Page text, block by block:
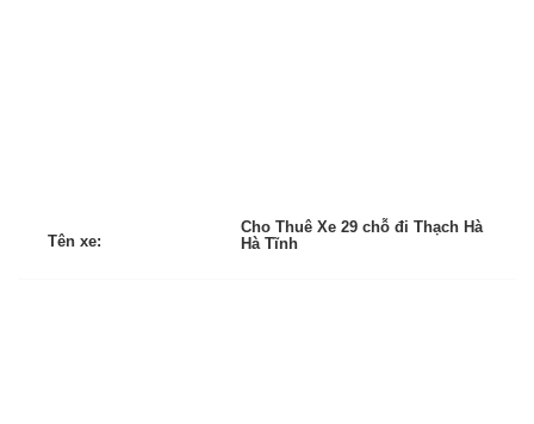
Tên xe:
Cho Thuê Xe 29 chỗ đi Thạch Hà
Hà Tĩnh